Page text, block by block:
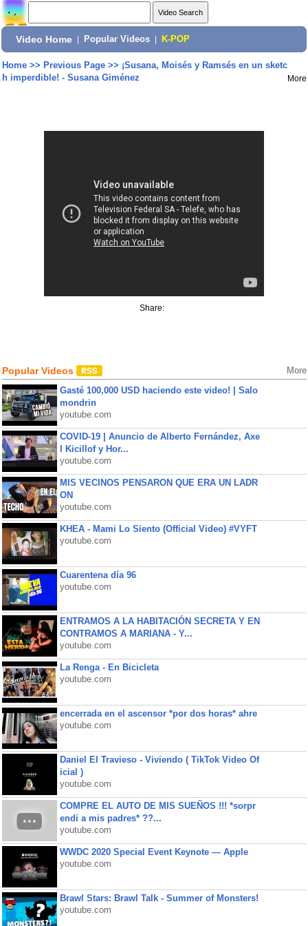
Video Home Popular Videos K-POP
Home>> Previous Page>> ¡Susana, Moisés y Ramsés en un sketc
h imperdible! - Susana Giménez
More
Share:
Popular Videos More
Gasté 100,000 USD haciendo este video! | Salo
mondrin
youtube.com
COVID-19 | Anuncio de Alberto Fernández, Axe
l Kicillof y Hor...
youtube.com
MIS VECINOS PENSARON QUE ERA UN LADR
ON
youtube.com
KHEA - Mami Lo Siento (Official Video) #VYFT
youtube.com
Cuarentena día 96
youtube.com
ENTRAMOS A LA HABITACIÓN SECRETA Y EN
CONTRAMOS A MARIANA - Y...
youtube.com
La Renga - En Bicicleta
youtube.com
encerrada en el ascensor *por dos horas* ahre
youtube.com
Daniel El Travieso - Viviendo ( TikTok Video Of
icial )
youtube.com
COMPRE EL AUTO DE MIS SUEÑOS !!! *sorpr
endi a mis padres* ??...
youtube.com
WWDC 2020 Special Event Keynote — Apple
youtube.com
Brawl Stars: Brawl Talk - Summer of Monsters!
youtube.com